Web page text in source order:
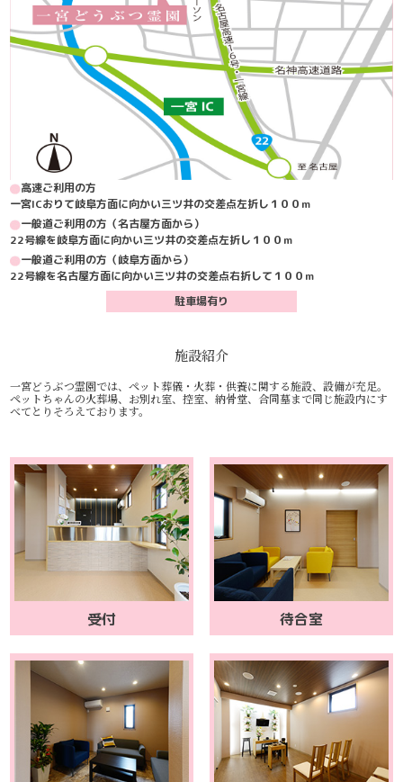
高速ご利用の方
一宮ICおりて岐阜方面に向かい三ツ井の交差点左折し１００m
一般道ご利用の方（名古屋方面から）
22号線を岐阜方面に向かい三ツ井の交差点左折し１００m
一般道ご利用の方（岐阜方面から）
22号線を名古屋方面に向かい三ツ井の交差点右折して１００m
駐車場有り
施設紹介
一宮どうぶつ霊園では、ペット葬儀・火葬・供養に関する施設、設備が充足。
ペットちゃんの火葬場、お別れ室、控室、納骨堂、合同墓まで同じ施設内にす
べてとりそろえております。
受付 待合室